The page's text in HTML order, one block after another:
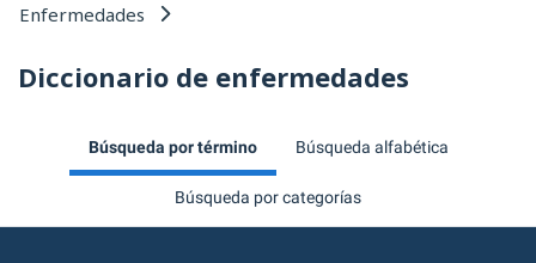
Enfermedades
Diccionario de enfermedades
Búsqueda por término Búsqueda alfabética
Búsqueda por categorías